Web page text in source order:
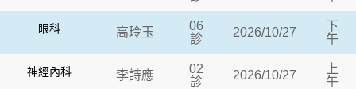
眼科 高玲玉
06
診
2026/10/27
下
午
神經內科 李詩應
02
診
2026/10/27
上
午